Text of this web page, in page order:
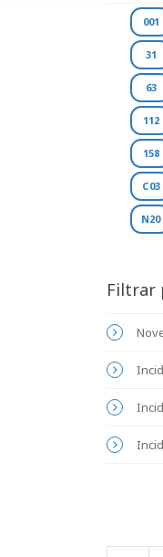
001
31
63
112
158
C03
N20
Filtrar